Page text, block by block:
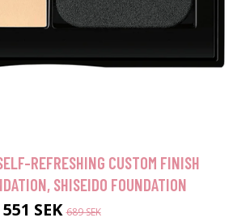
REFRESHING CUSTOM FINISH
SHISEIDO FOUNDATION
551 SEK689 SEK